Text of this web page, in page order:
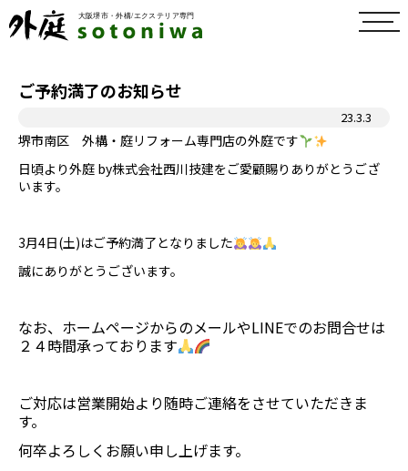
toggle
ご予約満了のお知らせ
23.3.3
堺市南区 外構・庭リフォーム専門店の外庭です
日頃より外庭 by株式会社西川技建をご愛顧賜りありがとうござ
います。
3月4日(土)はご予約満了となりました
誠にありがとうございます。
なお、ホームページからのメールやLINEでのお問合せは
２４時間承っております
ご対応は営業開始より随時ご連絡をさせていただきま
す。
何卒よろしくお願い申し上げます。